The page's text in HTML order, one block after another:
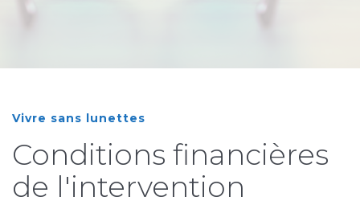
Vivre sans lunettes
Conditions financières
de l'intervention